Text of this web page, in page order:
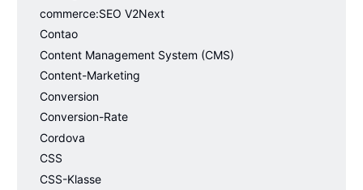
commerce:SEO V2Next
Contao
Content Management System (CMS)
Content-Marketing
Conversion
Conversion-Rate
Cordova
CSS
CSS-Klasse